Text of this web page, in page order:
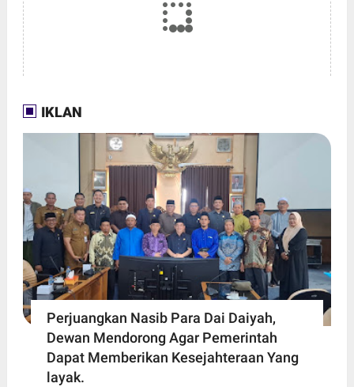
IKLAN
Perjuangkan Nasib Para Dai Daiyah,
Dewan Mendorong Agar Pemerintah
Dapat Memberikan Kesejahteraan Yang
layak.